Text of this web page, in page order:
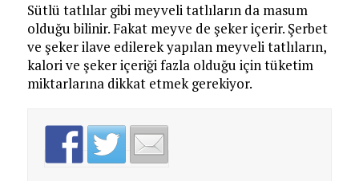
Sütlü tatlılar gibi meyveli tatlıların da masum
olduğu bilinir. Fakat meyve de şeker içerir. Şerbet
ve şeker ilave edilerek yapılan meyveli tatlıların,
kalori ve şeker içeriği fazla olduğu için tüketim
miktarlarına dikkat etmek gerekiyor.